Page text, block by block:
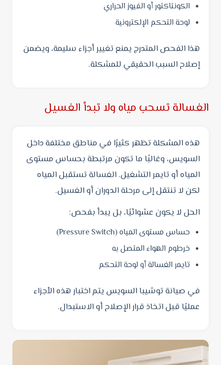
الكونتاكتور أو الفيوز الحراري
لوحة التحكم الإلكترونية
هذا الفحص المتدرج يمنع تغيير أجزاء سليمة، ويضمن
إصلاح السبب الحقيقي للمشكلة.
الغسالة تسحب مياه ولا تبدأ الغسيل
هذه المشكلة تظهر كثيرًا في مناطق مختلفة داخل
السويس، وغالبًا ما تكون مرتبطة بحساس مستوى
المياه أو تايمر التشغيل. الغسالة تستقبل المياه
لكن لا تنتقل إلى مرحلة الدوران أو الغسيل.
الحل لا يكون عشوائيًا، بل يبدأ بفحص:
حساس مستوى المياه (Pressure Switch)
خرطوم الهواء المتصل به
تايمر الغسالة أو لوحة التحكم
في صيانة توشيبا السويس يتم اختبار هذه الأجزاء
عمليًا قبل اتخاذ قرار الإصلاح أو الاستبدال.